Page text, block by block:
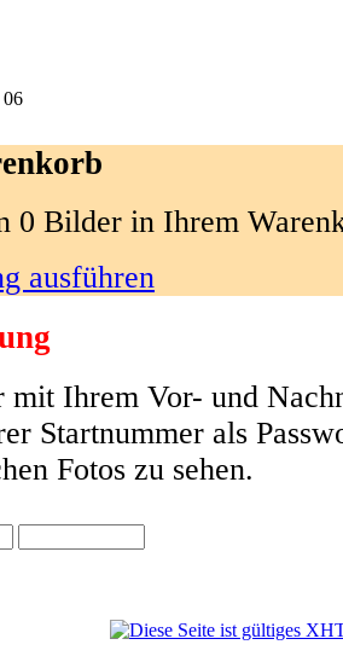
06
0 Bilder in Ihrem
ausführen
mit Ihrem Vor- und
Startnummer als
Fotos zu sehen.